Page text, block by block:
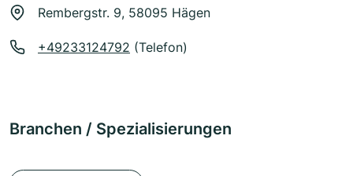
Rembergstr. 9, 58095 Hägen
+49233124792 (Telefon)
Branchen / Spezialisierungen